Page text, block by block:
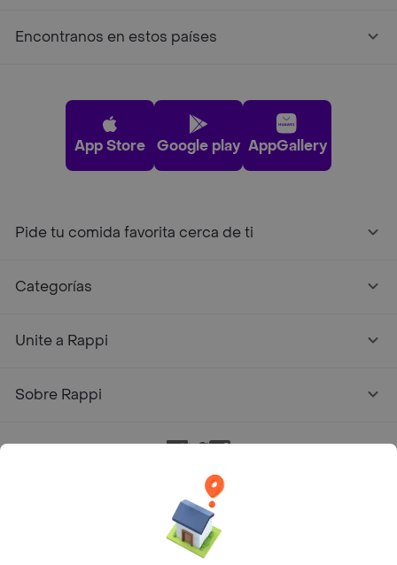
Encontranos en estos países
App Store Google play AppGallery
Pide tu comida favorita cerca de ti
Categorías
Unite a Rappi
Sobre Rappi
Facebook
Twitter
Instagram
Rappi Inc. All rights reserved.